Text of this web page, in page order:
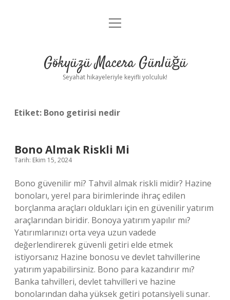
Anasayfa
Yasal Uyarı
menüyü
Gökyüzü Macera Günlüğü
Seyahat hikayeleriyle keyifli yolculuk!
Etiket: Bono getirisi nedir
Bono Almak Riskli Mi
Tarih: Ekim 15, 2024
Bono güvenilir mi? Tahvil almak riskli midir? Hazine
bonoları, yerel para birimlerinde ihraç edilen
borçlanma araçları oldukları için en güvenilir yatırım
araçlarından biridir. Bonoya yatırım yapılır mı?
Yatırımlarınızı orta veya uzun vadede
değerlendirerek güvenli getiri elde etmek
istiyorsanız Hazine bonosu ve devlet tahvillerine
yatırım yapabilirsiniz. Bono para kazandırır mı?
Banka tahvilleri, devlet tahvilleri ve hazine
bonolarından daha yüksek getiri potansiyeli sunar.